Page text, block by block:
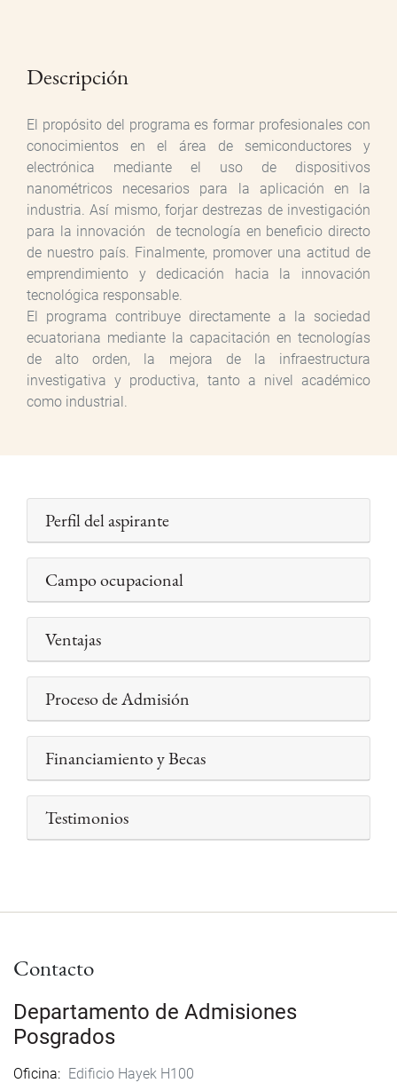
Descripción
El propósito del programa es formar profesionales con
conocimientos en el área de semiconductores y
electrónica mediante el uso de dispositivos
nanométricos necesarios para la aplicación en la
industria. Así mismo, forjar destrezas de investigación
para la innovación de tecnología en beneficio directo
de nuestro país. Finalmente, promover una actitud de
emprendimiento y dedicación hacia la innovación
tecnológica responsable.
El programa contribuye directamente a la sociedad
ecuatoriana mediante la capacitación en tecnologías
de alto orden, la mejora de la infraestructura
investigativa y productiva, tanto a nivel académico
como industrial.
Perfil del aspirante
Campo ocupacional
Ventajas
Proceso de Admisión
Financiamiento y Becas
Testimonios
Contacto
Departamento de Admisiones
Posgrados
Oficina
Edificio Hayek H100